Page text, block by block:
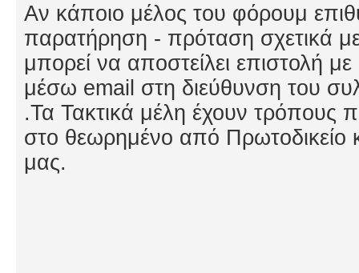
Αν κάποιο μέλος του φόρουμ
παρατήρηση - πρόταση σχετικά
μπορεί να αποστείλει επιστολή
μέσω email στη διεύθυνση του
.Τα Τακτικά μέλη έχουν τρόπους
στο θεωρημένο από Πρωτοδικείο
μας.